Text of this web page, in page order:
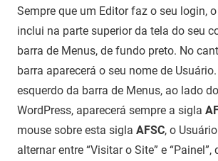
Sempre que um Editor faz o seu login,
inclui na parte superior da tela do seu
barra de Menus, de fundo preto. No
barra aparecerá o seu nome de
esquerdo da barra de Menus, ao lado
WordPress, aparecerá sempre a sigla
mouse sobre esta sigla AFSC, o
alternar entre “Visitar o Site” e “Painel”,